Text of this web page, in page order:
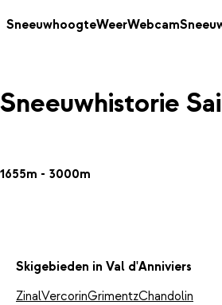
SneeuwhoogteWeerWebcam
Sneeuwhistorie
1655m - 3000m
Skigebieden in Val d'Anniviers
ZinalVercorinGrimentzChandolin